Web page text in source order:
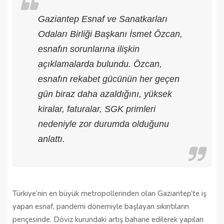
Gaziantep Esnaf ve Sanatkarları
Odaları Birliği Başkanı İsmet Özcan,
esnafın sorunlarına ilişkin
açıklamalarda bulundu. Özcan,
esnafın rekabet gücünün her geçen
gün biraz daha azaldığını, yüksek
kiralar, faturalar, SGK primleri
nedeniyle zor durumda olduğunu
anlattı.
Türkiye’nin en büyük metropollerinden olan Gaziantep’te iş
yapan esnaf, pandemi dönemiyle başlayan sıkıntıların
pençesinde. Döviz kurundaki artış bahane edilerek yapılan